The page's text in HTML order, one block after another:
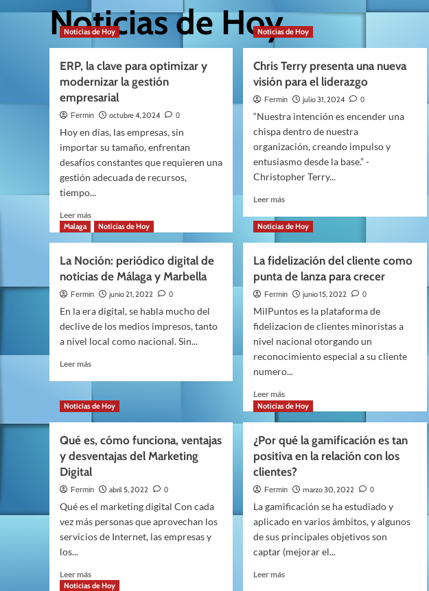
Noticias de Hoy
Noticias de Hoy
ERP, la clave para optimizar y
modernizar la gestión
empresarial
Fermin octubre 4, 2024 0
Hoy en días, las empresas, sin
importar su tamaño, enfrentan
desafíos constantes que requieren una
gestión adecuada de recursos,
tiempo...
Leer másLeer
más
la
clave
para
y
modernizar
la
empresarial
Noticias de Hoy
Chris Terry presenta una nueva
visión para el liderazgo
Fermin julio 31, 2024 0
“Nuestra intención es encender una
chispa dentro de nuestra
organización, creando impulso y
entusiasmo desde la base.” -
Christopher Terry...
Leer másLeer
sobre
presenta
una
nueva
visión
para
el
liderazgo
Malaga Noticias de Hoy
La Noción: periódico digital de
noticias de Málaga y Marbella
Fermin junio 21, 2022 0
En la era digital, se habla mucho del
declive de los medios impresos, tanto
a nivel local como nacional. Sin...
Leer másLeer
La
Noción:
digital
de
noticias
de
Málaga
y
Noticias de Hoy
La fidelización del cliente como
punta de lanza para crecer
Fermin junio 15, 2022 0
MilPuntos es la plataforma de
fidelizacion de clientes minoristas a
nivel nacional otorgando un
reconocimiento especial a su cliente
numero...
Leer másLeer
más
fidelización
del
cliente
punta
de
lanza
para
crecer
Noticias de Hoy
Qué es, cómo funciona, ventajas
y desventajas del Marketing
Digital
Fermin abril 5, 2022 0
Qué es el marketing digital Con cada
vez más personas que aprovechan los
servicios de Internet, las empresas y
los...
Leer másLeer
más
Noticias de Hoy
¿Por qué la gamificación es tan
positiva en la relación con los
clientes?
Fermin marzo 30, 2022 0
La gamificación se ha estudiado y
aplicado en varios ámbitos, y algunos
de sus principales objetivos son
captar (mejorar el...
Leer másLeer
Noticias de Hoy